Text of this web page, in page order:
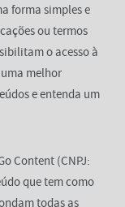
forma simples e
ou termos
o acesso à
melhor
e entenda um
Content (CNPJ:
que tem como
todas as